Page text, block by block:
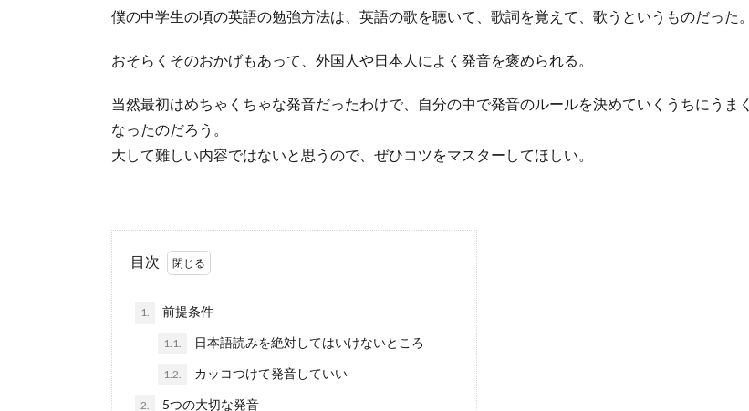
僕の中学生の頃の英語の勉強方法は、英語の歌を聴いて、歌詞を覚えて、歌うというものだった。
おそらくそのおかげもあって、外国人や日本人によく発音を褒められる。
当然最初はめちゃくちゃな発音だったわけで、自分の中で発音のルールを決めていくうちにうまく
なったのだろう。
大して難しい内容ではないと思うので、ぜひコツをマスターしてほしい。
目次
1. 前提条件
1.1. 日本語読みを絶対してはいけないところ
1.2. カッコつけて発音していい
2. 5つの大切な発音